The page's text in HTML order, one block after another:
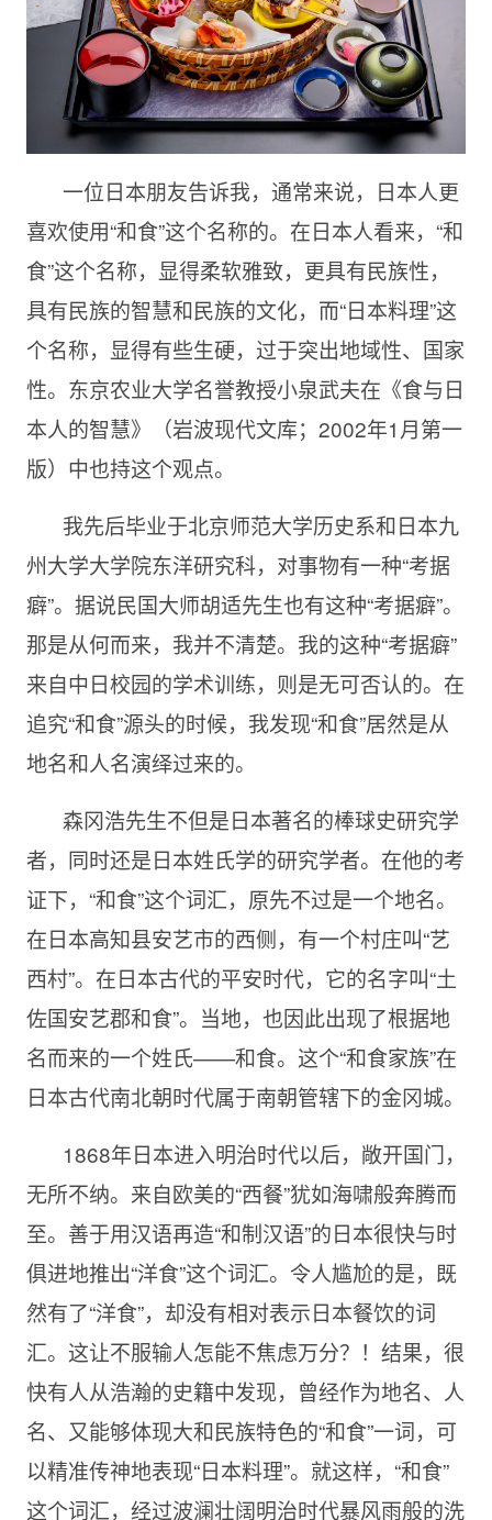
一位日本朋友告诉我，通常来说，日本人更
喜欢使用“和食”这个名称的。在日本人看来，“和
食”这个名称，显得柔软雅致，更具有民族性，
具有民族的智慧和民族的文化，而“日本料理”这
个名称，显得有些生硬，过于突出地域性、国家
性。东京农业大学名誉教授小泉武夫在《食与日
本人的智慧》（岩波现代文库；2002年1月第一
版）中也持这个观点。
我先后毕业于北京师范大学历史系和日本九
州大学大学院东洋研究科，对事物有一种“考据
癖”。据说民国大师胡适先生也有这种“考据癖”。
那是从何而来，我并不清楚。我的这种“考据癖”
来自中日校园的学术训练，则是无可否认的。在
追究“和食”源头的时候，我发现“和食”居然是从
地名和人名演绎过来的。
森冈浩先生不但是日本著名的棒球史研究学
者，同时还是日本姓氏学的研究学者。在他的考
证下，“和食”这个词汇，原先不过是一个地名。
在日本高知县安艺市的西侧，有一个村庄叫“艺
西村”。在日本古代的平安时代，它的名字叫“土
佐国安艺郡和食”。当地，也因此出现了根据地
名而来的一个姓氏——和食。这个“和食家族”在
日本古代南北朝时代属于南朝管辖下的金冈城。
1868年日本进入明治时代以后，敞开国门，
无所不纳。来自欧美的“西餐”犹如海啸般奔腾而
至。善于用汉语再造“和制汉语”的日本很快与时
俱进地推出“洋食”这个词汇。令人尴尬的是，既
然有了“洋食”，却没有相对表示日本餐饮的词
汇。这让不服输人怎能不焦虑万分？！结果，很
快有人从浩瀚的史籍中发现，曾经作为地名、人
名、又能够体现大和民族特色的“和食”一词，可
以精准传神地表现“日本料理”。就这样，“和食”
这个词汇，经过波澜壮阔明治时代暴风雨般的洗